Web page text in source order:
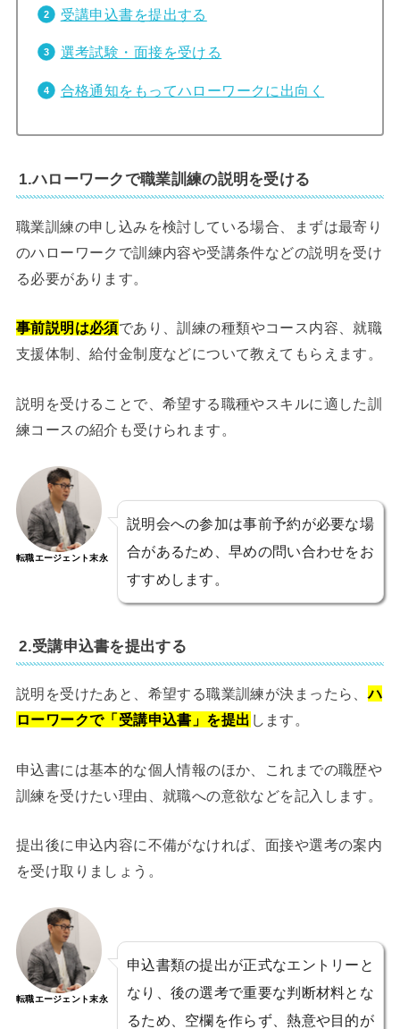
受講申込書を提出する
選考試験・面接を受ける
合格通知をもってハローワークに出向く
1.ハローワークで職業訓練の説明を受ける
職業訓練の申し込みを検討している場合、まずは最寄り
のハローワークで訓練内容や受講条件などの説明を受け
る必要があります。
事前説明は必須であり、訓練の種類やコース内容、就職
支援体制、給付金制度などについて教えてもらえます。
説明を受けることで、希望する職種やスキルに適した訓
練コースの紹介も受けられます。
転職エージェント末永
説明会への参加は事前予約が必要な場
合があるため、早めの問い合わせをお
すすめします。
2.受講申込書を提出する
説明を受けたあと、希望する職業訓練が決まったら、ハ
ローワークで「受講申込書」を提出 します。
申込書には基本的な個人情報のほか、これまでの職歴や
訓練を受けたい理由、就職への意欲などを記入します。
提出後に申込内容に不備がなければ、面接や選考の案内
を受け取りましょう。
転職エージェント末永
申込書類の提出が正式なエントリーと
なり、後の選考で重要な判断材料とな
るため、空欄を作らず、熱意や目的が